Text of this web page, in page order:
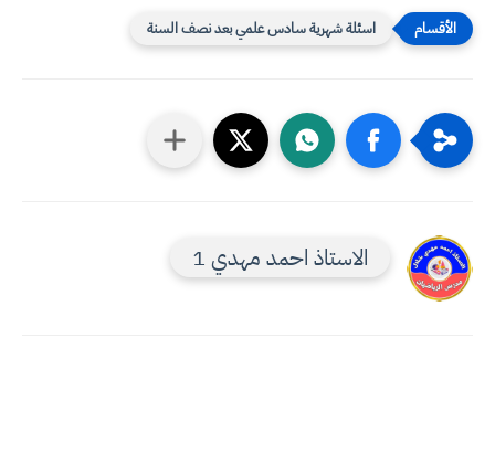
اسئلة شهرية سادس علمي بعد نصف السنة
الاستاذ احمد مهدي 1